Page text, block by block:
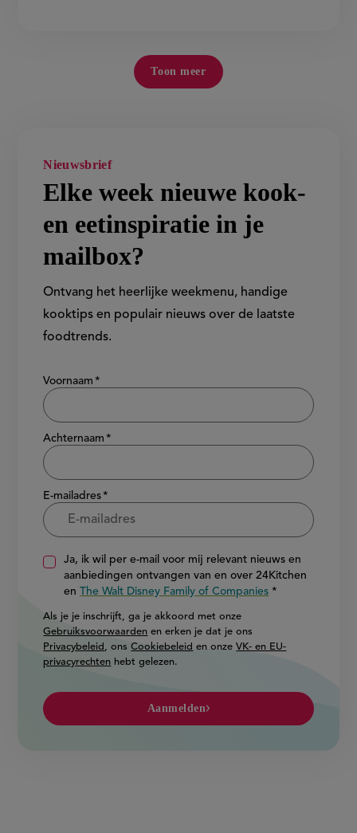
Toon meer
Nieuwsbrief
Elke week nieuwe kook-
en eetinspiratie in je
mailbox?
Ontvang het heerlijke weekmenu, handige
kooktips en populair nieuws over de laatste
foodtrends.
Show/hide
Voornaam
Achternaam
E-mailadres
Ja, ik wil per e-mail voor mij relevant nieuws en
aanbiedingen ontvangen van en over 24Kitchen
enThe Walt Disney Family of Companies
Als je je inschrijft, ga je akkoord met onze
Gebruiksvoorwaarden en erken je dat je ons
Privacybeleid , onsCookiebeleid en onzeVK- en EU-
privacyrechten hebt gelezen.
Aanmelden